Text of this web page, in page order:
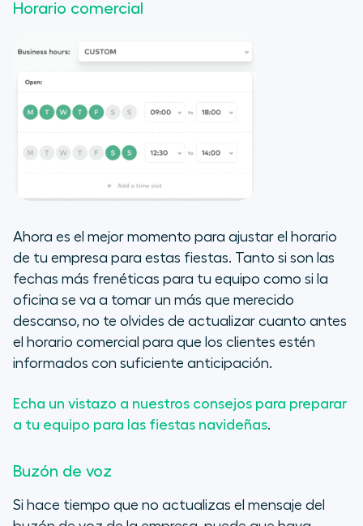
Horario comercial
Ahora es el mejor momento para ajustar el horario
de tu empresa para estas fiestas. Tanto si son las
fechas más frenéticas para tu equipo como si la
oficina se va a tomar un más que merecido
descanso, no te olvides de actualizar cuanto antes
el horario comercial para que los clientes estén
informados con suficiente anticipación.
Echa un vistazo a nuestros consejos para preparar
a tu equipo para las fiestas navideñas.
Buzón de voz
Si hace tiempo que no actualizas el mensaje del